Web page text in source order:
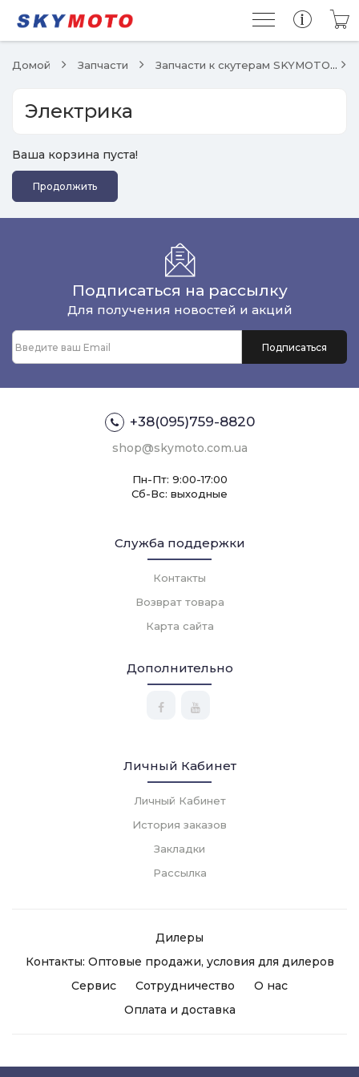
Домой Запчасти Запчасти к скутерам SKYMOTO
Электрика
Ваша корзина пуста!
Продолжить
Подписаться на рассылку
Для получения новостей и акций
+38(095)759-8820
shop@skymoto.com.ua
Пн-Пт: 9:00-17:00
Сб-Вс: выходные
Служба поддержки
Контакты
Возврат товара
Карта сайта
Дополнительно
Личный Кабинет
Личный Кабинет
История заказов
Закладки
Рассылка
Дилеры
Контакты: Оптовые продажи, условия для дилеров
Сервис
Сотрудничество
О нас
Оплата и доставка